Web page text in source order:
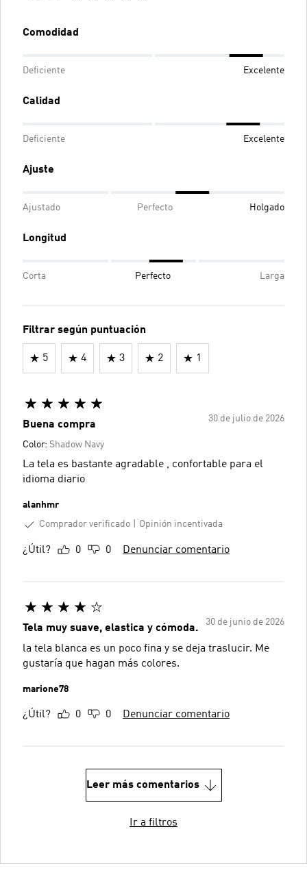
Comodidad
Deficiente Excelente
Calidad
Deficiente Excelente
Ajuste
Ajustado Perfecto Holgado
Longitud
Corta Perfecto Larga
Filtrar según puntuación
5 4 3 2 1
30 de julio de 2026
Buena compra
Color: Shadow Navy
La tela es bastante agradable , confortable para el
idioma diario
alanhmr
Comprador verificado
Opinión incentivada
¿Útil? 0 0 Denunciar comentario
30 de junio de 2026
Tela muy suave, elastica y cómoda.
la tela blanca es un poco fina y se deja traslucir. Me
gustaría que hagan más colores.
marione78
¿Útil? 0 0 Denunciar comentario
Leer más comentarios
Ir a filtros